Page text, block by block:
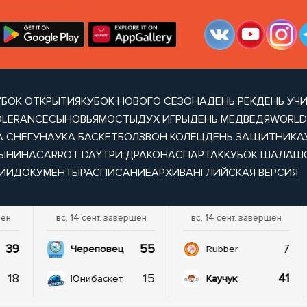
ОТКРЫТИЯКУБОК НОВОГО СЕЗОНАДЕНЬ РЕКДЕНЬ
СЫНОВЬЯМОСТЫДУХ ИГРЫДЕНЬ МЕДВЕДЯ
СНЕГУНАУКА БАСКЕТБОЛЗВОН КОЛЕЦДЕНЬ ЗАЩИТНИКА
CARROT DAYТРИ ДРАКОНАСПАРТАККУБОК
ДОКУМЕНТЫРАСПИСАНИЕАРХИВАНГЛИЙСКАЯ ВЕРСИЯ
39
18
вс, 14 сент. завершен
Череповец 55
Юнибаскет 15
вс, 14 сент. завершен
Rubber 7
Каучук 41